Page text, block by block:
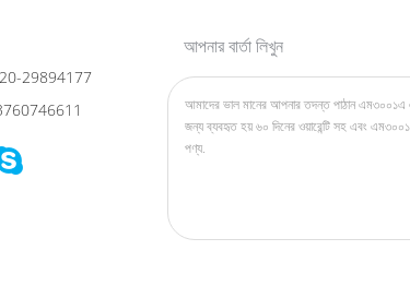
29894177
আপনার বার্তা লিখুন